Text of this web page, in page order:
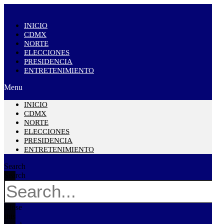
INICIO
CDMX
NORTE
ELECCIONES
PRESIDENCIA
ENTRETENIMIENTO
Menu
INICIO
CDMX
NORTE
ELECCIONES
PRESIDENCIA
ENTRETENIMIENTO
Search
Search
Close